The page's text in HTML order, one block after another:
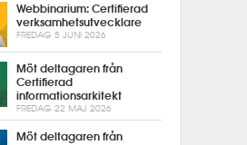
Webbinarium: Certifierad
verksamhetsutvecklare
FREDAG 5 JUNI 2026
Möt deltagaren från
Certifierad
informationsarkitekt
FREDAG 22 MAJ 2026
Möt deltagaren från